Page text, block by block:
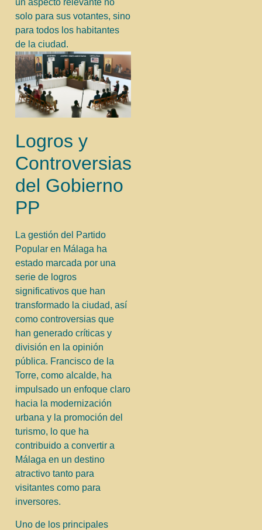
solo para sus votantes, sino
para todos los habitantes
de la ciudad.
Logros y
Controversias
del Gobierno
PP
La gestión del Partido
Popular en Málaga ha
estado marcada por una
serie de logros
significativos que han
transformado la ciudad, así
como controversias que
han generado críticas y
división en la opinión
pública. Francisco de la
Torre, como alcalde, ha
impulsado un enfoque claro
hacia la modernización
urbana y la promoción del
turismo, lo que ha
contribuido a convertir a
Málaga en un destino
atractivo tanto para
visitantes como para
inversores.
Uno de los principales